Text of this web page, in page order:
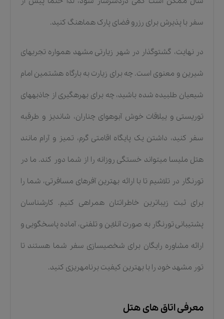
سفر با پذیرش برای رزرو فضای پارک هماهنگ کنید.
در نهایت، گشتوگذار در شهر زیارتی مشهد همواره تجربهای
شیرین و معنوی است. چه برای زیارت به بارگاه هشتمین امام
شیعیان طلبیده شده باشید، چه برای بهرهگیری از جاذبههای
توریستی و ییلاقات خوش آبوهوای چناران، شاندیز و طرقبه
سفر کنید، داشتن یک پایگاه اقامتی گرم، تمیز و آرام مانند
هتل ملیسا میتواند خستگی روزانه را از شما دور کند. ما در
تورنگار در تلاشیم تا با ارائه بهترین آفرهای مسافرتی، شما را
برای ثبت زیباترین خاطراتتان همراهی کنیم. کارشناسان
پشتیبانی تورنگار به صورت آنلاین و تلفنی، آماده پاسخگویی و
ارائه مشاوره رایگان برای شخصیسازی سفر شما هستند تا
تور مشهد خود را با بهترین کیفیت برنامهریزی کنید.
معرفی اتاق های هتل